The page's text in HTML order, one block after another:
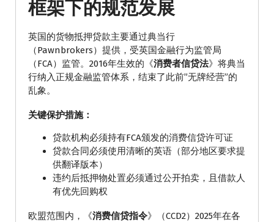
框架下的规范发展
英国的货物抵押贷款主要通过典当行
（Pawnbrokers）提供，受英国金融行为监管局
（FCA）监管。2016年生效的《消费者信贷法》将典当
行纳入正规金融监管体系，结束了此前”无牌经营”的
乱象。
关键保护措施：
贷款机构必须持有FCA颁发的消费信贷许可证
贷款合同必须使用清晰的英语（部分地区要求提
供翻译版本）
违约后抵押物处置必须通过公开拍卖，且借款人
有优先回购权
欧盟范围内，《消费信贷指令》（CCD2）2025年在各